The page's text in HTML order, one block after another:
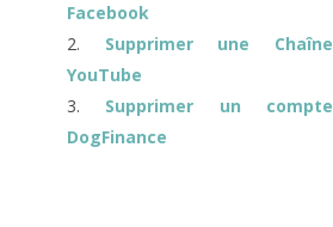
Facebook
Supprimer une Chaîne
YouTube
Supprimer un compte
DogFinance